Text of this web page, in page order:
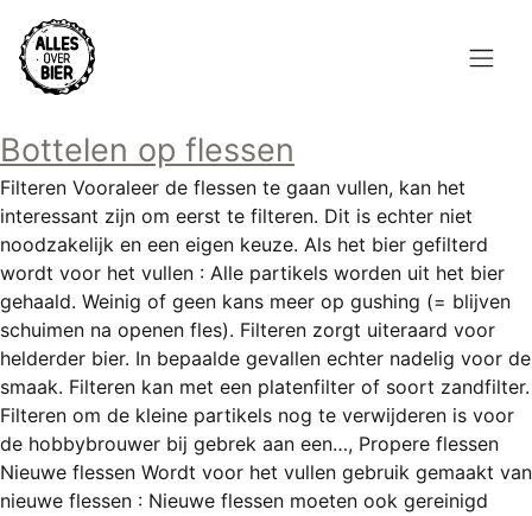
Overslaan
en
naar
gaan
Topmenu
INLOGGEN
Hoofdnavigatie
HOME
BROUWEN
BLOG
AANBOD
AGENDA
CONTACT
Bottelen op flessen
Filteren Vooraleer de flessen te gaan vullen, kan het
interessant zijn om eerst te filteren. Dit is echter niet
noodzakelijk en een eigen keuze. Als het bier gefilterd
wordt voor het vullen : Alle partikels worden uit het bier
gehaald. Weinig of geen kans meer op gushing (= blijven
schuimen na openen fles). Filteren zorgt uiteraard voor
helderder bier. In bepaalde gevallen echter nadelig voor de
smaak. Filteren kan met een platenfilter of soort zandfilter.
Filteren om de kleine partikels nog te verwijderen is voor
de hobbybrouwer bij gebrek aan een…, Propere flessen
Nieuwe flessen Wordt voor het vullen gebruik gemaakt van
nieuwe flessen : Nieuwe flessen moeten ook gereinigd